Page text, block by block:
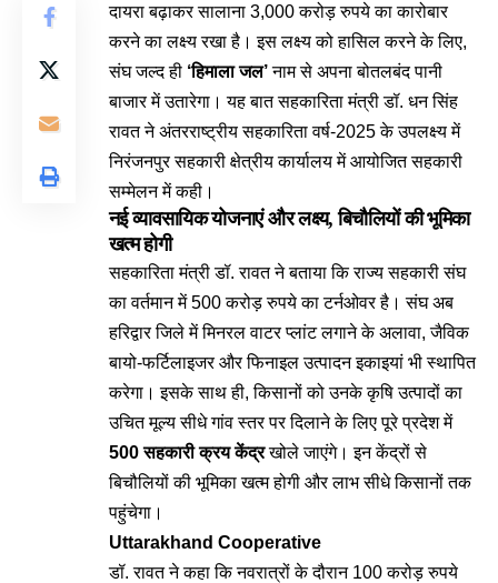
दायरा बढ़ाकर सालाना 3,000 करोड़ रुपये का कारोबार
करने का लक्ष्य रखा है। इस लक्ष्य को हासिल करने के लिए,
संघ जल्द ही ‘हिमाला जल’नाम से अपना बोतलबंद पानी
बाजार में उतारेगा। यह बात सहकारिता मंत्री डॉ. धन सिंह
रावत ने अंतरराष्ट्रीय सहकारिता वर्ष-2025 के उपलक्ष्य में
निरंजनपुर सहकारी क्षेत्रीय कार्यालय में आयोजित सहकारी
सम्मेलन में कही।
नई व्यावसायिक योजनाएं और लक्ष्य, बिचौलियों की भूमिका
खत्म होगी
सहकारिता मंत्री डॉ. रावत ने बताया कि राज्य सहकारी संघ
का वर्तमान में 500 करोड़ रुपये का टर्नओवर है। संघ अब
हरिद्वार जिले में मिनरल वाटर प्लांट लगाने के अलावा, जैविक
बायो-फर्टिलाइजर और फिनाइल उत्पादन इकाइयां भी स्थापित
करेगा। इसके साथ ही, किसानों को उनके कृषि उत्पादों का
उचित मूल्य सीधे गांव स्तर पर दिलाने के लिए पूरे प्रदेश में
500 सहकारी क्रय केंद्रखोले जाएंगे। इन केंद्रों से
बिचौलियों की भूमिका खत्म होगी और लाभ सीधे किसानों तक
पहुंचेगा।
Uttarakhand Cooperative
डॉ. रावत ने कहा कि नवरात्रों के दौरान 100 करोड़ रुपये